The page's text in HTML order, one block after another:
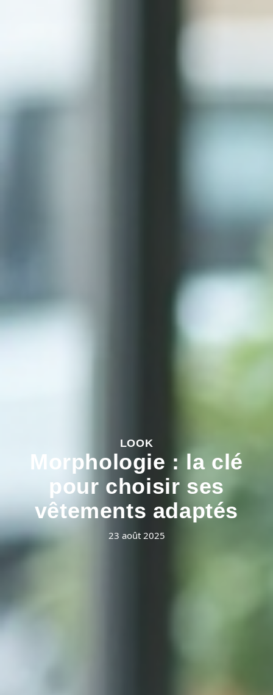
LOOK
Morphologie : la clé
pour choisir ses
vêtements adaptés
23 août 2025